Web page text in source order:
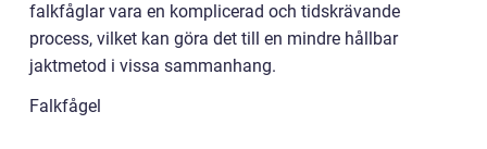
falkfåglar vara en komplicerad och tidskrävande
process, vilket kan göra det till en mindre hållbar
jaktmetod i vissa sammanhang.
Falkfågel